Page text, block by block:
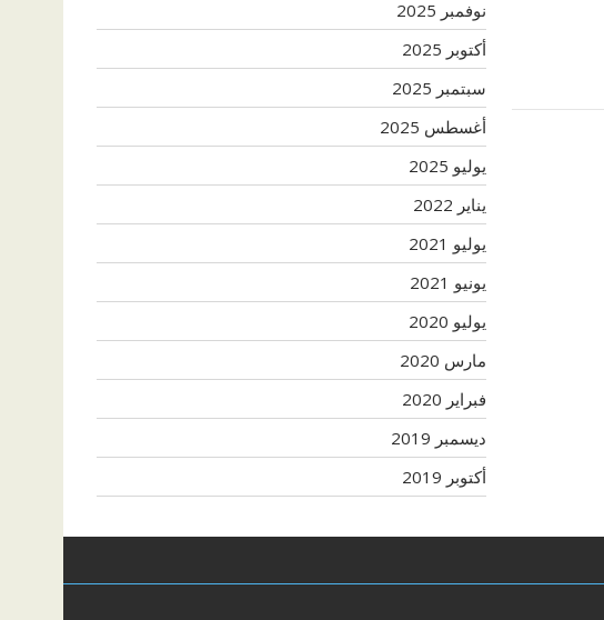
نوفمبر 2025
أكتوبر 2025
سبتمبر 2025
أغسطس 2025
يوليو 2025
يناير 2022
يوليو 2021
يونيو 2021
يوليو 2020
مارس 2020
فبراير 2020
ديسمبر 2019
أكتوبر 2019